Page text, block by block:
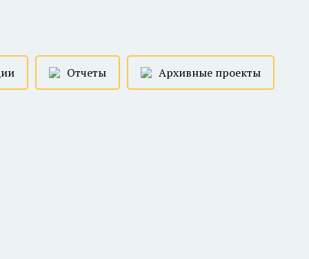
Отчеты Архивные проекты